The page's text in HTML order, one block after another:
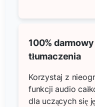
100%
tłumaczenia
Korzystaj z
funkcji audio
dla uczących się